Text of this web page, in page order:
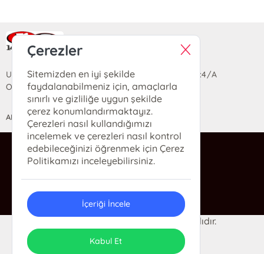
Ra Yayın Kitabevi
Uzun Sokak Saray Çarşısı Lara Sineması Girişi No:4/A
Ortahisar/TRABZON
ANASAYFA YARDIM İLETİŞİM
ra@rakitap.com
0(462) 326 49 71
© 2024 Ra Kitabevi. Her hakkı saklıdır.
Tasarım & Uygulama
Çerezler
Sitemizden en iyi şekilde
faydalanabilmeniz için, amaçlarla
sınırlı ve gizliliğe uygun şekilde
çerez konumlandırmaktayız.
Çerezleri nasıl kullandığımızı
incelemek ve çerezleri nasıl kontrol
edebileceğinizi öğrenmek için Çerez
Politikamızı inceleyebilirsiniz.
İçeriği İncele
Kabul Et